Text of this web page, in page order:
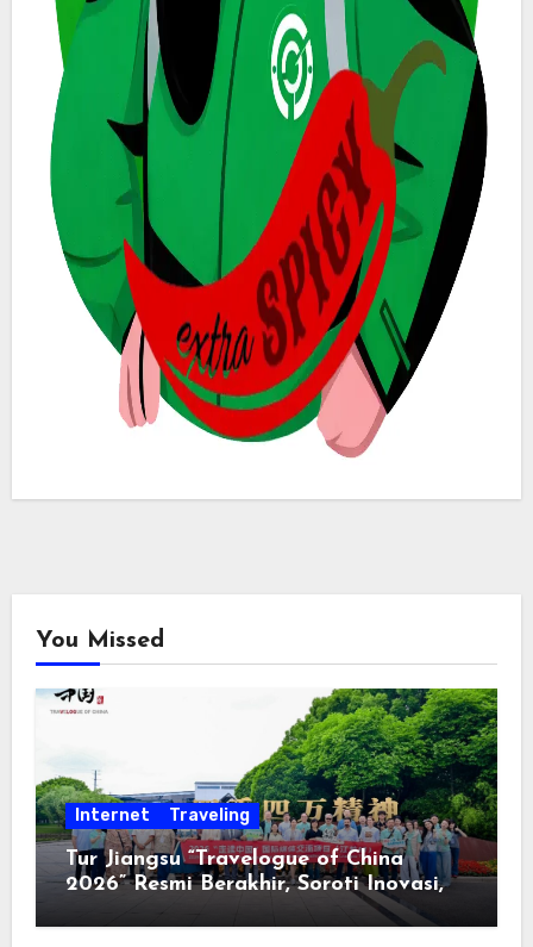
You Missed
Internet Traveling
Tur Jiangsu “Travelogue of China
2026” Resmi Berakhir, Soroti Inovasi,
Keterbukaan, dan Pembangunan
Berorientasi pada Masyarakat